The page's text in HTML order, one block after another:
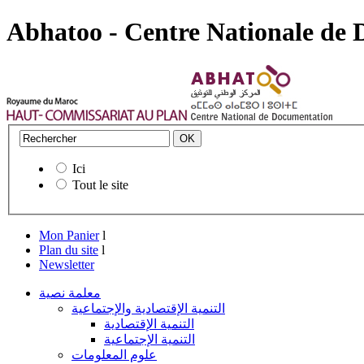
Abhatoo - Centre Nationale de
Ici
Tout le site
Mon Panier l
Plan du site l
Newsletter
معلمة نصية
التنمية الإقتصادية والإجتماعية
التنمية الإقتصادية
التنمية الإجتماعية
علوم المعلومات